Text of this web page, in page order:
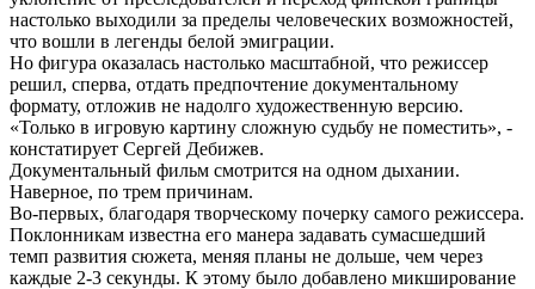
настолько выходили за пределы человеческих возможностей,
что вошли в легенды белой эмиграции.
Но фигура оказалась настолько масштабной, что режиссер
решил, сперва, отдать предпочтение документальному
формату, отложив не надолго художественную версию.
«Только в игровую картину сложную судьбу не поместить», -
констатирует Сергей Дебижев.
Документальный фильм смотрится на одном дыхании.
Наверное, по трем причинам.
Во-первых, благодаря творческому почерку самого режиссера.
Поклонникам известна его манера задавать сумасшедший
темп развития сюжета, меняя планы не дольше, чем через
каждые 2-3 секунды. К этому было добавлено микширование